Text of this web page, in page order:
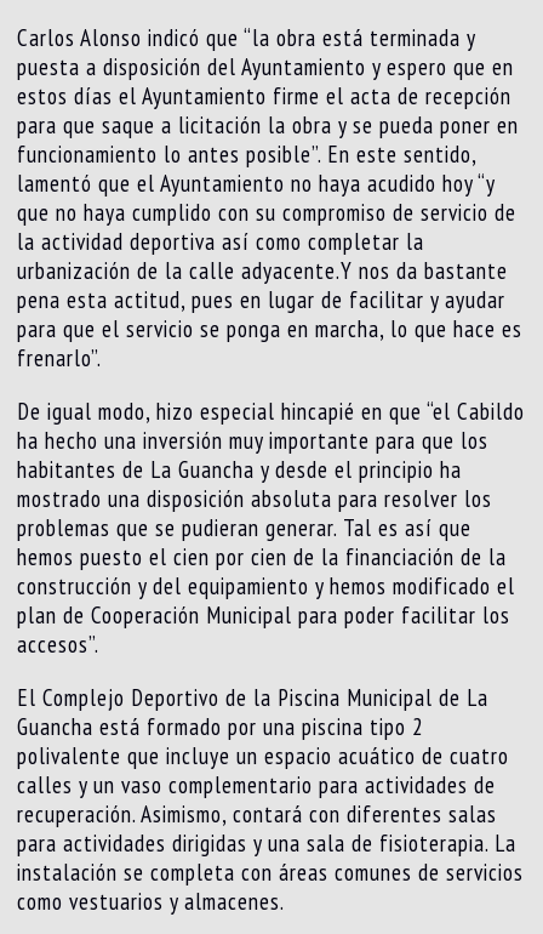
Carlos Alonso indicó que “la obra está terminada y
puesta a disposición del Ayuntamiento y espero que en
estos días el Ayuntamiento firme el acta de recepción
para que saque a licitación la obra y se pueda poner en
funcionamiento lo antes posible”. En este sentido,
lamentó que el Ayuntamiento no haya acudido hoy “y
que no haya cumplido con su compromiso de servicio de
la actividad deportiva así como completar la
urbanización de la calle adyacente.Y nos da bastante
pena esta actitud, pues en lugar de facilitar y ayudar
para que el servicio se ponga en marcha, lo que hace es
frenarlo”.
De igual modo, hizo especial hincapié en que “el Cabildo
ha hecho una inversión muy importante para que los
habitantes de La Guancha y desde el principio ha
mostrado una disposición absoluta para resolver los
problemas que se pudieran generar. Tal es así que
hemos puesto el cien por cien de la financiación de la
construcción y del equipamiento y hemos modificado el
plan de Cooperación Municipal para poder facilitar los
accesos”.
El Complejo Deportivo de la Piscina Municipal de La
Guancha está formado por una piscina tipo 2
polivalente que incluye un espacio acuático de cuatro
calles y un vaso complementario para actividades de
recuperación. Asimismo, contará con diferentes salas
para actividades dirigidas y una sala de fisioterapia. La
instalación se completa con áreas comunes de servicios
como vestuarios y almacenes.